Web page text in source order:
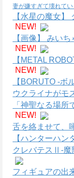
妻が嫌すぎて壊れて
【水星の魔女
NEW!
【画像】 みい
NEW!
【METAL
NEW!
【BORUTO -ボ
ウクライナがモ
「神聖なる場
NEW!
舌を絡ませて、
【ハンターハン
クレバテスⅡ-魔
フィギュアの出